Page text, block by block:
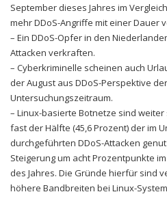
September dieses Jahres im
mehr DDoS-Angriffe mit einer Dauer
– Ein DDoS-Opfer in den
Attacken verkraften.
– Cyberkriminelle scheinen auch
der August aus DDoS-Perspektive
Untersuchungszeitraum.
– Linux-basierte Botnetze sind
fast der Hälfte (45,6 Prozent) der im
durchgeführten DDoS-Attacken
Steigerung um acht Prozentpunkte
des Jahres. Die Gründe hierfür sind
höhere Bandbreiten bei Linux-